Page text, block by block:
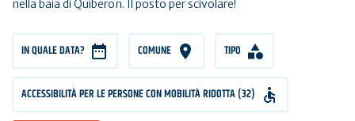
nella baia di Quiberon. Il posto per scivolare!
IN QUALE DATA? COMUNE TIPO
ACCESSIBILITÀ PER LE PERSONE CON MOBILITÀ RIDOTTA (32)